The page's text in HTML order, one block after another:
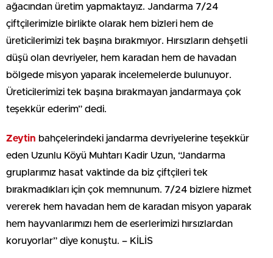
ağacından üretim yapmaktayız. Jandarma 7/24
çiftçilerimizle birlikte olarak hem bizleri hem de
üreticilerimizi tek başına bırakmıyor. Hırsızların dehşetli
düşü olan devriyeler, hem karadan hem de havadan
bölgede misyon yaparak incelemelerde bulunuyor.
Üreticilerimizi tek başına bırakmayan jandarmaya çok
teşekkür ederim” dedi.
Zeytin bahçelerindeki jandarma devriyelerine teşekkür
eden Uzunlu Köyü Muhtarı Kadir Uzun, “Jandarma
gruplarımız hasat vaktinde da biz çiftçileri tek
bırakmadıkları için çok memnunum. 7/24 bizlere hizmet
vererek hem havadan hem de karadan misyon yaparak
hem hayvanlarımızı hem de eserlerimizi hırsızlardan
koruyorlar” diye konuştu. – KİLİS